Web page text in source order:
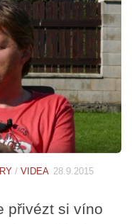
/ VIDEA 28.9.2015
přivézt si víno